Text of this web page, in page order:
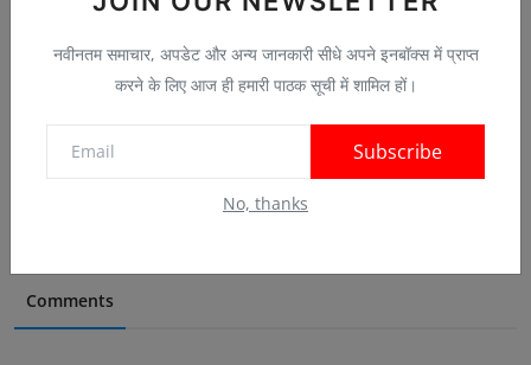
नवीनतम समाचार, अपडेट और अन्य जानकारी सीधे अपने इनबॉक्स में प्राप्त
करने के लिए आज ही हमारी पाठक सूची में शामिल हों।
Subscribe
No, thanks
IIT दिल्ली में खुलीं स्मार्ट मैन्युफैक्चरिंग और बायो-इन...
Comments